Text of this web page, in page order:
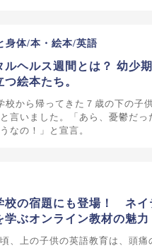
身体/本・絵本/英語
ヘルス週間とは？ 幼少
絵本たち。
校から帰ってきた７歳の下の子
言いました。「あら、憂鬱だっ
なの！」と宣言。
校の宿題にも登場！ ネイ
学ぶオンライン教材の魅力
、上の子供の英語教育は、頭